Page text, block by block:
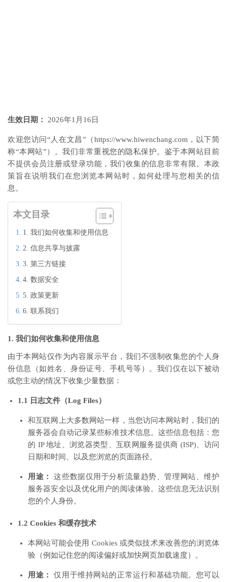
生效日期： 2026年1月16日
欢迎您访问“人在文昌”（https://www.hiwenchang.com，以下简
称“本网站”）。我们非常重视您的隐私保护。鉴于本网站目前
不提供会员注册或登录功能，我们收集的信息非常有限。本政
策旨在说明我们在您浏览本网站时，如何处理与您相关的信
息。
本文目录
1. 我们如何收集和使用信息
2. 信息共享与披露
3. 第三方链接
4. 数据安全
5. 政策更新
6. 联系我们
1. 我们如何收集和使用信息
由于本网站仅作为内容展示平台，我们不强制收集您的个人身
份信息（如姓名、身份证号、手机号等）。我们仅在以下被动
或您主动的情况下收集少量数据：
1.1 日志文件（Log Files）
和互联网上大多数网站一样，当您访问本网站时，我们的
服务器会自动记录某些标准技术信息。这些信息包括：您
的 IP 地址、浏览器类型、互联网服务提供商 (ISP)、访问
日期和时间、以及您浏览的页面路径。
用途：
这些数据仅用于分析流量趋势、管理网站、维护
服务器安全以及优化用户的阅读体验。这些信息无法识别
您的个人身份。
1.2 Cookies 和缓存技术
本网站可能会使用 Cookies 或类似技术来改善您的浏览体
验（例如记住您的阅读偏好或加快网页加载速度）。
用途：
仅用于维持网站的正常运行和基础功能。您可以